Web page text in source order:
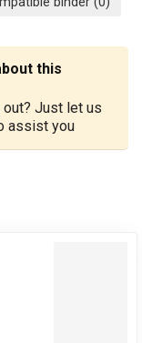
this
out? Just let us
assist you